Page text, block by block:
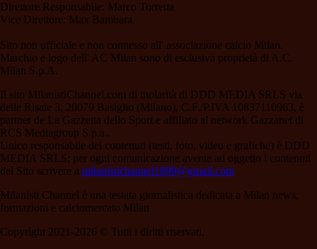
Direttore Responsabile: Marco Torretta
Vice Direttore: Max Bambara.
Sito non ufficiale e non connesso all' associazione calcio Milan.
Marchio e logo dell' AC Milan sono di esclusiva proprietà di A.C.
Milan S.p.A.
Il sito MilanistiChannel.com di titolarità di DDD MEDIA SRLS via
delle Risaie 3, 20079 Basiglio (Milano), C.F./P.IVA 10837110963, è
partner de La Gazzetta dello Sport e affiliato al network Gazzanet di
RCS Mediagroup S.p.a..
Unico responsabile dei contenuti (testi, foto, video e grafiche) è DDD
MEDIA SRLS; per ogni comunicazione avente ad oggetto i contenuti
del Sito scrivere a milanistichannel1899@gmail.com
Milanisti Channel è una testata giornalistica dedicata a Milan news,
formazioni e calciomercato Milan
Copyright 2021-2026 © Tutti i diritti riservati.